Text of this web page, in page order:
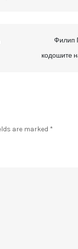
Филип
кодошите
are marked *